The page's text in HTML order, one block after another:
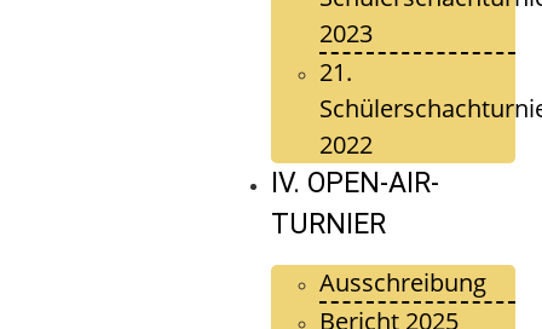
2023
21.
2022
IV. OPEN-AIR-
TURNIER
Ausschreibung
Bericht 2025